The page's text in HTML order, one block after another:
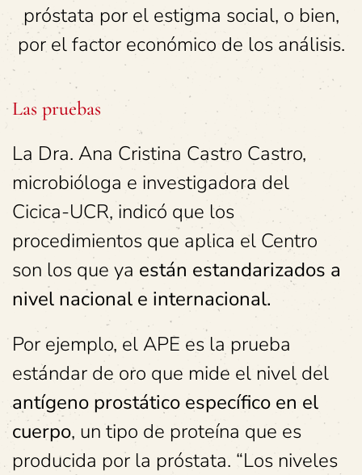
próstata por el estigma social, o bien,
por el factor económico de los análisis.
Las pruebas
La Dra. Ana Cristina Castro Castro,
microbióloga e investigadora del
Cicica-UCR, indicó que los
procedimientos que aplica el Centro
son los que ya están estandarizados a
nivel nacional e internacional.
Por ejemplo, el APE es la prueba
estándar de oro que mide el nivel del
antígeno prostático específico en el
cuerpo, un tipo de proteína que es
producida por la próstata. “Los niveles